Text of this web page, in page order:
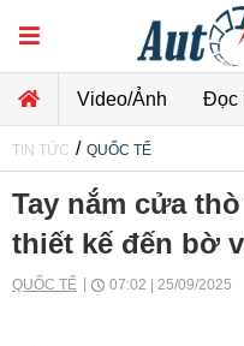
Video/Ảnh Đọc
TIN TỨC / QUỐC TẾ
Tay nắm cửa
thiết kế đến bờ
QUỐC TẾ 07:02 | 25/09/2025